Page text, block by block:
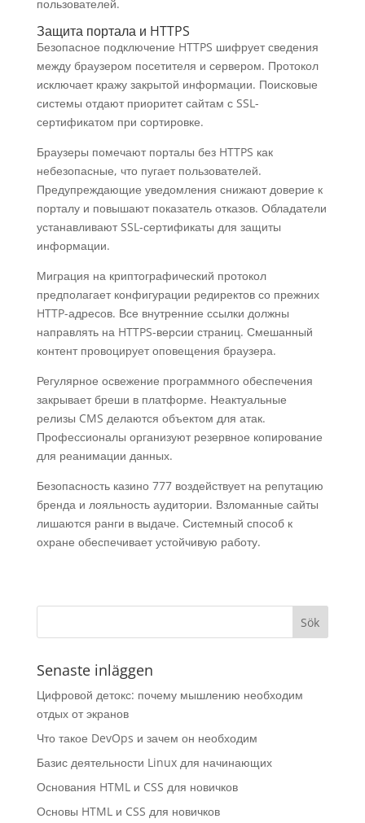
пользователей.
Защита портала и HTTPS
Безопасное подключение HTTPS шифрует сведения
между браузером посетителя и сервером. Протокол
исключает кражу закрытой информации. Поисковые
системы отдают приоритет сайтам с SSL-
сертификатом при сортировке.
Браузеры помечают порталы без HTTPS как
небезопасные, что пугает пользователей.
Предупреждающие уведомления снижают доверие к
порталу и повышают показатель отказов. Обладатели
устанавливают SSL-сертификаты для защиты
информации.
Миграция на криптографический протокол
предполагает конфигурации редиректов со прежних
HTTP-адресов. Все внутренние ссылки должны
направлять на HTTPS-версии страниц. Смешанный
контент провоцирует оповещения браузера.
Регулярное освежение программного обеспечения
закрывает бреши в платформе. Неактуальные
релизы CMS делаются объектом для атак.
Профессионалы организуют резервное копирование
для реанимации данных.
Безопасность казино 777 воздействует на репутацию
бренда и лояльность аудитории. Взломанные сайты
лишаются ранги в выдаче. Системный способ к
охране обеспечивает устойчивую работу.
Senaste inläggen
Цифровой детокс: почему мышлению необходим
отдых от экранов
Что такое DevOps и зачем он необходим
Базис деятельности Linux для начинающих
Основания HTML и CSS для новичков
Основы HTML и CSS для новичков